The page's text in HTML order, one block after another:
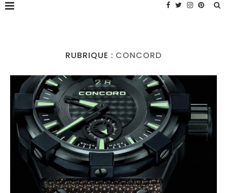
RUBRIQUE : CONCORD